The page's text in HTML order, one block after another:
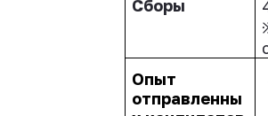
Сборы
Опыт
отправленны